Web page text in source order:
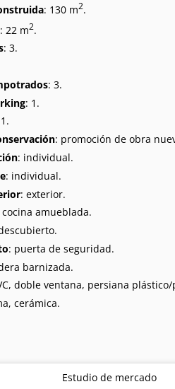
: 130 m2.
: 22 m2.
: 3.
: 3.
: 1.
: promoción de obra
: individual.
: individual.
: exterior.
cocina amueblada.
: puerta de seguridad.
barnizada.
doble ventana, persiana plástico/
cerámica.
Estudio de mercado